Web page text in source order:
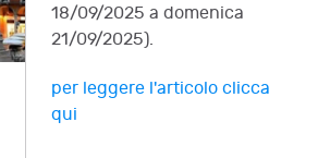
18/09/2025 a domenica
21/09/2025).
per leggere l'articolo clicca
qui